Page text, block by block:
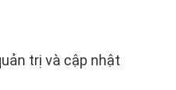
trị và cập nhật